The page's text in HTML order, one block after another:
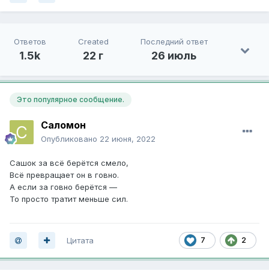
Ответов
1.5k
Created
22 г
Последний ответ
26 июль
Это популярное сообщение.
Саломон
Опубликовано 22 июня, 2022
Сашок за всё берётся смело,
Всё превращает он в говно.
А если за говно берётся —
То просто тратит меньше сил.
7 2
Цитата